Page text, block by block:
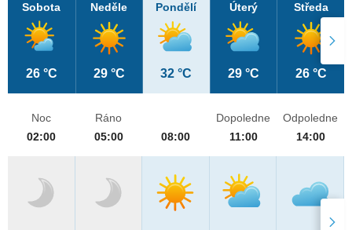
Sobota
26 °C
Neděle
29 °C
Pondělí
32 °C
Úterý
29 °C
Středa
26 °C
Noc
02:00
Ráno
05:00
08:00
Dopoledne
11:00
Odpoledne
14:00